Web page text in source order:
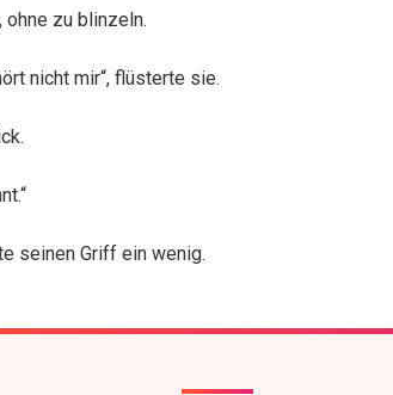
ohne zu blinzeln.
nicht mir“, flüsterte sie.
seinen Griff ein wenig.